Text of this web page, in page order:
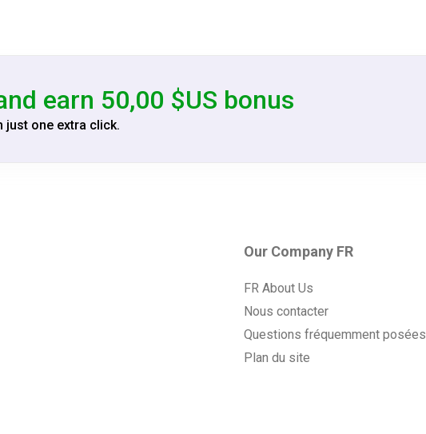
earn 50,00 $US bonus
just one extra click.
Our Company FR
FR About Us
Nous contacter
Questions fréquemment posées
Plan du site